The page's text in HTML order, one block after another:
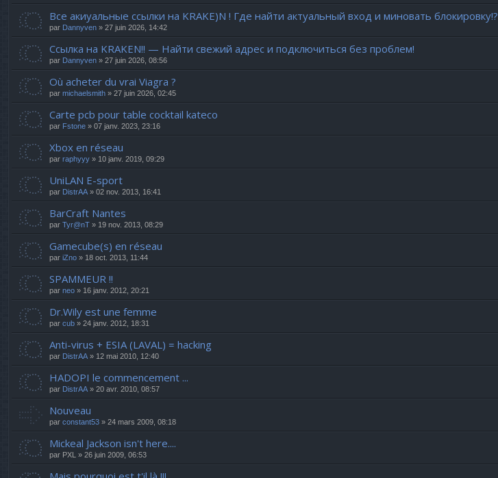
Все акиуальные ссылки на KRAKE)N ! Где найти актуальный вход и миновать блокировку!?
par Dannyven » 27 juin 2026, 14:42
Ссылка на KRAKEN!! — Найти свежий адрес и подключиться без проблем!
par Dannyven » 27 juin 2026, 08:56
Où acheter du vrai Viagra ?
par michaelsmith » 27 juin 2026, 02:45
Carte pcb pour table cocktail kateco
par Fstone » 07 janv. 2023, 23:16
Xbox en réseau
par raphyyy » 10 janv. 2019, 09:29
UniLAN E-sport
par DistrAA » 02 nov. 2013, 16:41
BarCraft Nantes
par Tyr@nT » 19 nov. 2013, 08:29
Gamecube(s) en réseau
par iZno » 18 oct. 2013, 11:44
SPAMMEUR !!
par neo » 16 janv. 2012, 20:21
Dr.Wily est une femme
par cub » 24 janv. 2012, 18:31
Anti-virus + ESIA (LAVAL) = hacking
par DistrAA » 12 mai 2010, 12:40
HADOPI le commencement ...
par DistrAA » 20 avr. 2010, 08:57
Nouveau
par constant53 » 24 mars 2009, 08:18
Mickeal Jackson isn't here....
par PXL » 26 juin 2009, 06:53